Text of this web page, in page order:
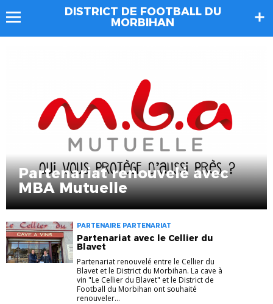
DISTRICT DE FOOTBALL DU
MORBIHAN
Partenariat renouvelé avec
MBA Mutuelle
PARTENAIRE PARTENARIAT
Partenariat avec le Cellier du
Blavet
Partenariat renouvelé entre le Cellier du
Blavet et le District du Morbihan. La cave à
vin "Le Cellier du Blavet" et le District de
Football du Morbihan ont souhaité
renouveler...